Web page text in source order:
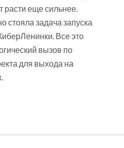
расти еще сильнее.
стояла задача запуска
Все это
вызов по
для выхода на